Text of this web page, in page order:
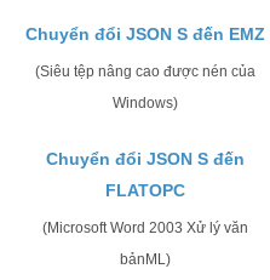
Chuyển đổi JSON S đến EMZ
(Siêu tệp nâng cao được nén của
Windows)
Chuyển đổi JSON S đến
FLATOPC
(Microsoft Word 2003 Xử lý văn
bảnML)